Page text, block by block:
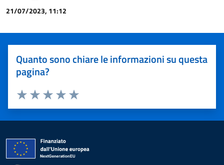
21/07/2023, 11:12
Quanto sono chiare le informazioni su questa
pagina?
Valuta 5 stelle su 5
Valuta 4 stelle su 5
Valuta 3 stelle su 5
Valuta 2 stelle su 5
Valuta 1 stelle su 5